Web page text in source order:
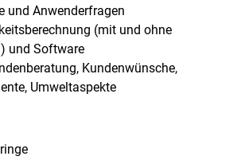
und Anwenderfragen
(mit und ohne
und Software
Kundenwünsche,
Umweltaspekte